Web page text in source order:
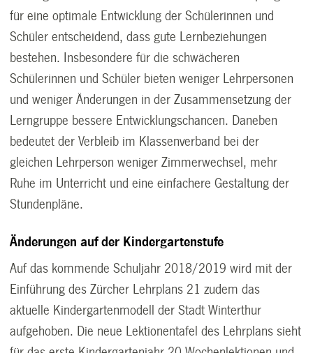
für eine optimale Entwicklung der Schülerinnen und
Schüler entscheidend, dass gute Lernbeziehungen
bestehen. Insbesondere für die schwächeren
Schülerinnen und Schüler bieten weniger Lehrpersonen
und weniger Änderungen in der Zusammensetzung der
Lerngruppe bessere Entwicklungschancen. Daneben
bedeutet der Verbleib im Klassenverband bei der
gleichen Lehrperson weniger Zimmerwechsel, mehr
Ruhe im Unterricht und eine einfachere Gestaltung der
Stundenpläne.
Änderungen auf der Kindergartenstufe
Auf das kommende Schuljahr 2018/2019 wird mit der
Einführung des Zürcher Lehrplans 21 zudem das
aktuelle Kindergartenmodell der Stadt Winterthur
aufgehoben. Die neue Lektionentafel des Lehrplans sieht